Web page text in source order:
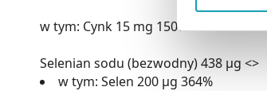
wszystkich
w tym: Cynk 15 mg 150%
Selenian sodu (bezwodny) 438 µg <>
w tym: Selen 200 µg 364%